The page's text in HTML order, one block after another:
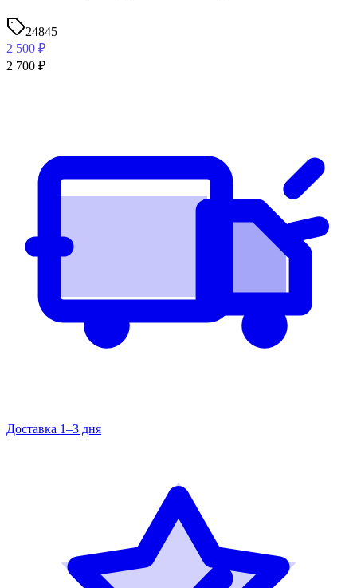
24845
2 500 ₽
2 700 ₽
Доставка 1–3 дня